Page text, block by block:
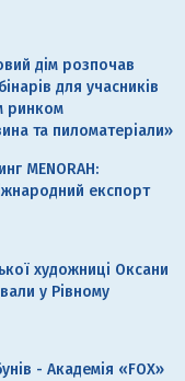
дім розпочав
для учасників
ринком
та пиломатеріали»
MENORAH:
експорт
художниці Оксани
у Рівному
- Академія «FOX»